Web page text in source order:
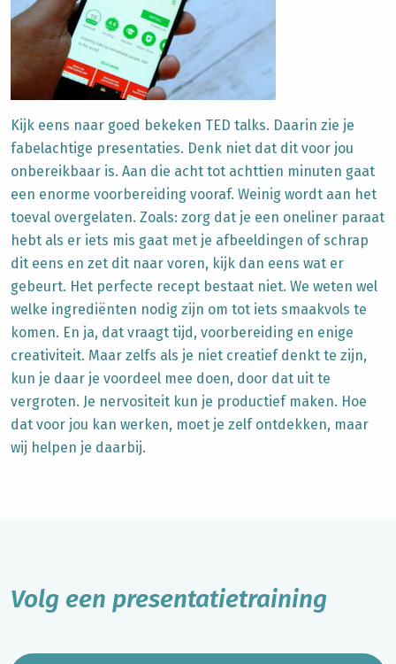
Kijk eens naar goed bekeken TED talks. Daarin zie je
fabelachtige presentaties. Denk niet dat dit voor jou
onbereikbaar is. Aan die acht tot achttien minuten gaat
een enorme voorbereiding vooraf. Weinig wordt aan het
toeval overgelaten. Zoals: zorg dat je een oneliner paraat
hebt als er iets mis gaat met je afbeeldingen of schrap
dit eens en zet dit naar voren, kijk dan eens wat er
gebeurt. Het perfecte recept bestaat niet. We weten wel
welke ingrediënten nodig zijn om tot iets smaakvols te
komen. En ja, dat vraagt tijd, voorbereiding en enige
creativiteit. Maar zelfs als je niet creatief denkt te zijn,
kun je daar je voordeel mee doen, door dat uit te
vergroten. Je nervositeit kun je productief maken. Hoe
dat voor jou kan werken, moet je zelf ontdekken, maar
wij helpen je daarbij.
Volg een presentatietraining